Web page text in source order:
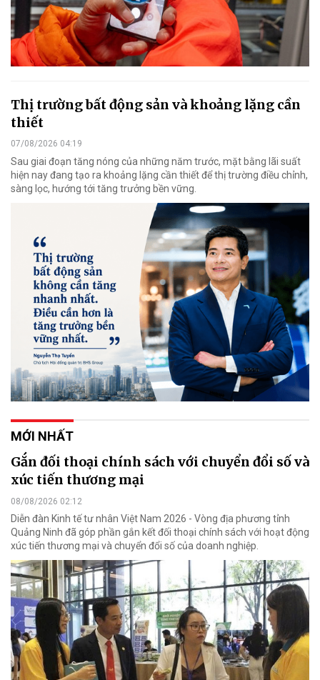
Thị trường bất động sản và khoảng lặng cần
thiết
07/08/2026 04:19
Sau giai đoạn tăng nóng của những năm trước, mặt bằng lãi suất
hiện nay đang tạo ra khoảng lặng cần thiết để thị trường điều chỉnh,
sàng lọc, hướng tới tăng trưởng bền vững.
MỚI NHẤT
Gắn đối thoại chính sách với chuyển đổi số và
xúc tiến thương mại
08/08/2026 02:12
Diễn đàn Kinh tế tư nhân Việt Nam 2026 - Vòng địa phương tỉnh
Quảng Ninh đã góp phần gắn kết đối thoại chính sách với hoạt động
xúc tiến thương mại và chuyển đổi số của doanh nghiệp.